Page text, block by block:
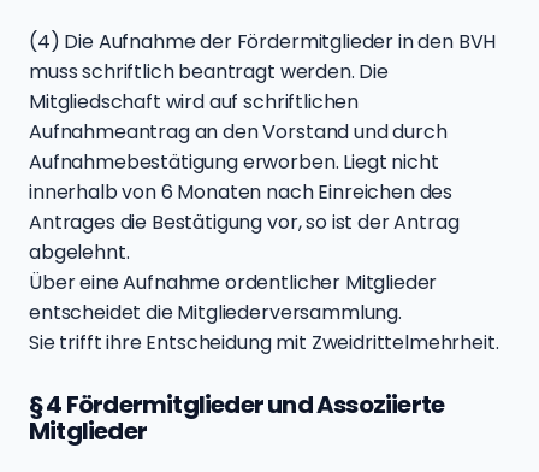
(4) Die Aufnahme der Fördermitglieder in den BVH
muss schriftlich beantragt werden. Die
Mitgliedschaft wird auf schriftlichen
Aufnahmeantrag an den Vorstand und durch
Aufnahmebestätigung erworben. Liegt nicht
innerhalb von 6 Monaten nach Einreichen des
Antrages die Bestätigung vor, so ist der Antrag
abgelehnt.
Über eine Aufnahme ordentlicher Mitglieder
entscheidet die Mitgliederversammlung.
Sie trifft ihre Entscheidung mit Zweidrittelmehrheit.
§ 4 Fördermitglieder und Assoziierte
Mitglieder